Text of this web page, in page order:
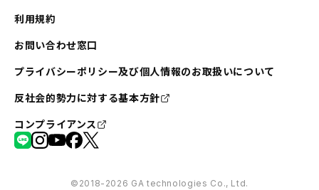
利用規約
お問い合わせ窓口
プライバシーポリシー及び個人情報のお取扱いについて
反社会的勢力に対する基本方針
コンプライアンス
©︎2018-2026 GA technologies Co., Ltd.